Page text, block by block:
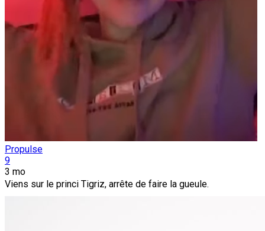
Propulse
9
3 mo
Viens sur le princi Tigriz, arrête de faire la gueule.